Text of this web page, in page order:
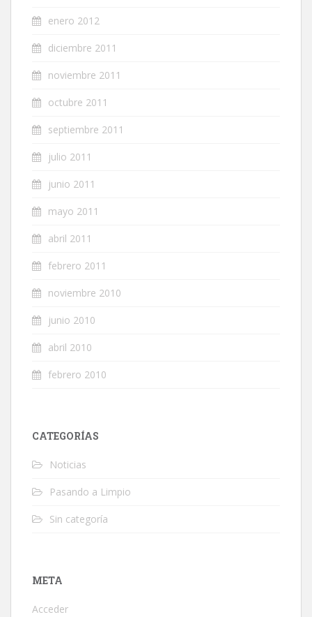
enero 2012
diciembre 2011
noviembre 2011
octubre 2011
septiembre 2011
julio 2011
junio 2011
mayo 2011
abril 2011
febrero 2011
noviembre 2010
junio 2010
abril 2010
febrero 2010
CATEGORÍAS
Noticias
Pasando a Limpio
Sin categoría
META
Acceder